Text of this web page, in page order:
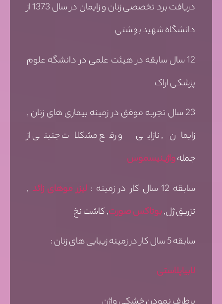
دریافت برد تخصصی زنان و زایمان در سال 1373 از
دانشگاه شهید بهشتی
12 سال سابقه در هیئت علمی در دانشگه علوم
پزشکی اراک
23 سال تجربه موفق در زمینه بیماری های زنان ,
زایمان , نازایی و رفع مشکلات جنینی از
جملهواژینیسموس
سابقه 12 سال کار در زمینه : لیزر موهای زائد ,
تزریق ژل,بوتاکس صورت, کاشت نخ
سابقه 5 سال کار در زمینه زیبایی های زنان :
لابیاپلاستی